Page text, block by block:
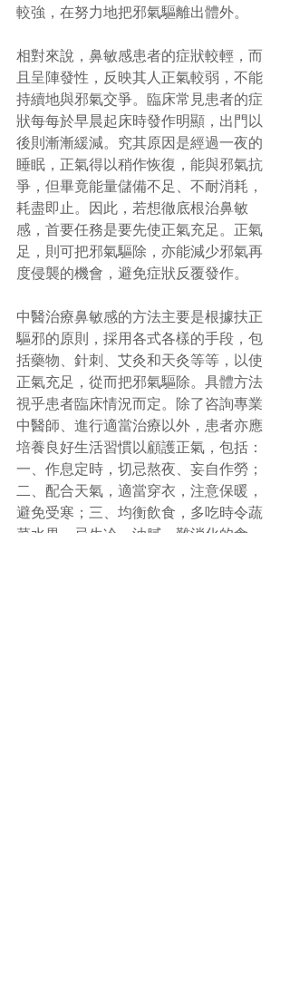
較強，在努力地把邪氣驅離出體外。
相對來說，鼻敏感患者的症狀較輕，而
且呈陣發性，反映其人正氣較弱，不能
持續地與邪氣交爭。臨床常見患者的症
狀每每於早晨起床時發作明顯，出門以
後則漸漸緩減。究其原因是經過一夜的
睡眠，正氣得以稍作恢復，能與邪氣抗
爭，但畢竟能量儲備不足、不耐消耗，
耗盡即止。因此，若想徹底根治鼻敏
感，首要任務是要先使正氣充足。正氣
足，則可把邪氣驅除，亦能減少邪氣再
度侵襲的機會，避免症狀反覆發作。
中醫治療鼻敏感的方法主要是根據扶正
驅邪的原則，採用各式各樣的手段，包
括藥物、針刺、艾灸和天灸等等，以使
正氣充足，從而把邪氣驅除。具體方法
視乎患者臨床情況而定。除了咨詢專業
中醫師、進行適當治療以外，患者亦應
培養良好生活習慣以顧護正氣，包括：
一、作息定時，切忌熬夜、妄自作勞；
二、配合天氣，適當穿衣，注意保暖，
避免受寒；三、均衡飲食，多吃時令蔬
菜水果，忌生冷、油膩、難消化的食